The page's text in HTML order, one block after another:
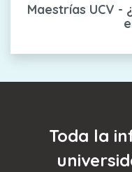
Maestrías UCV -
Toda la